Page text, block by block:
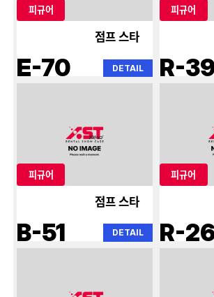
피규어
점프 스타
E-70 DETAIL
피규어
R-
피규어
점프 스타
B-51 DETAIL
피규어
R-